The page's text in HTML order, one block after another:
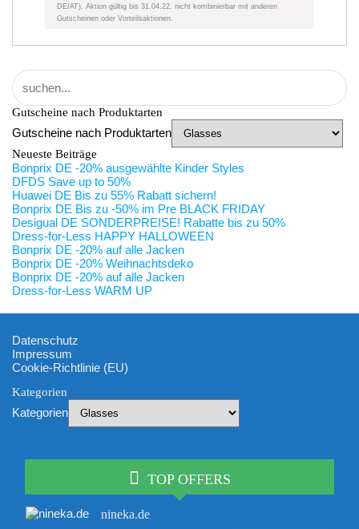
DE/AT). Aktion gültig bis 31.04.22, nicht kombinierbar mit anderen
Gutscheinen oder Vorteilsaktionen.
Gutscheine nach Produktarten
Gutscheine nach Produktarten
Neueste Beiträge
Bonprix DE -20% ausgewählte Kinder Styles
DFDS Save up to 50%
Huawei DE Bis zu 55% Rabatt sichern!
Bonprix DE Bis zu -50% im Pre BLACK FRIDAY
Desigual DE SONDERPREISE! Rabatte bis zu 50%
Dress-for-Less HAPPY HALLOWEEN
Bonprix DE -20% auf alle Jacken
Bonprix DE -20% Weihnachtsdeko
Bonprix DE -20% auf alle Jacken
Dress-for-Less WARM UP
Datenschutz
Impressum
Cookie-Richtlinie (EU)
Kategorien
Kategorien
TOP OFFERS
nineka.de